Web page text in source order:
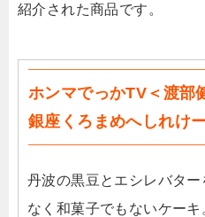
紹介された商品です。
ホンマでっかTV＜渡部
銀座くろまめへしれけ
丹波の黒豆とエシレバタ
なく和菓子でもないケーキ